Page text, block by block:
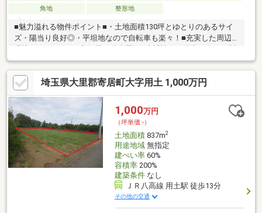
角地
整形地
■魅力溢れる物件ポイント■・土地面積130坪とゆとりのあるサイ
ズ・陽当り良好◎・平坦地なので自転車も楽々！■充実した周辺
本北小学校まで徒歩18分、川本中学校まで徒歩12分・神山医院ま
で徒歩7分古郡グループの不動産部門です。大正3年に創業し地域
密着で営業しております。不動産から注文住宅・リフォーム・お
庭づくり、アパート・マンションのご紹介、さらには土地活用ま
で、お客様と一生涯のお付き合いが出来るよう誠心誠意努力して
まいります。
埼玉県大里郡寄居町大字用土 1,000万円
1,000万円
（坪単価:-）
土地面積837m2
用途地域無指定
建ぺい率60%
容積率200%
建築条件なし
ＪＲ八高線 用土駅 徒歩13分
その他の交通